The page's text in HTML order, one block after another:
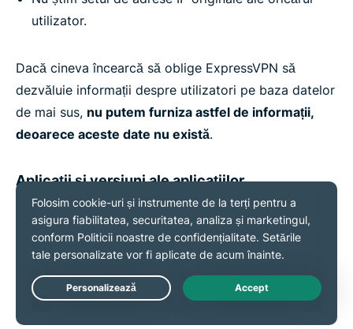
utilizator.
Dacă cineva încearcă să oblige ExpressVPN să
dezvăluie informații despre utilizatori pe baza datelor
de mai sus, nu putem furniza astfel de informații,
deoarece aceste date nu există.
Aplicații și versiuni ale aplicațiilor
Colectăm informații despre Aplicațiile și versiunile lor
pe care le-ai activat pentru a folosi Serviciile noastre.
Cunoașterea versiunii curente a Aplicației ne ajută
echipa de Asistență să rezolve eventualele probleme
Live Chat